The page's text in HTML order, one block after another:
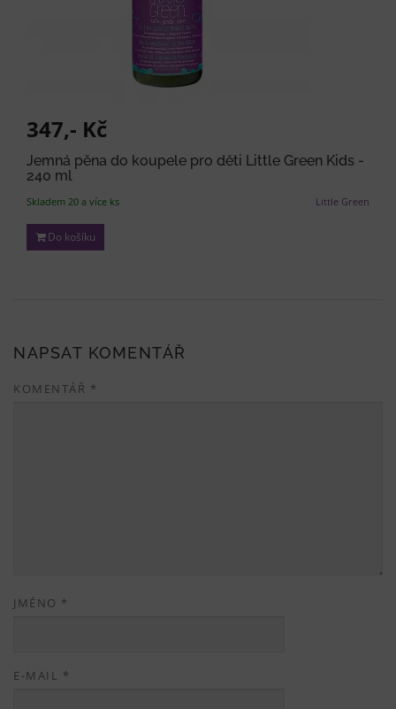
347,- Kč
Jemná pěna do koupele pro děti Little Green Kids -
240 ml
Little Green
Skladem 20 a více ks
Do košíku
NAPSAT KOMENTÁŘ
KOMENTÁŘ *
JMÉNO *
E-MAIL *